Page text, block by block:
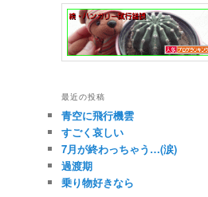
最近の投稿
青空に飛行機雲
すごく哀しい
7月が終わっちゃう…(涙)
過渡期
乗り物好きなら